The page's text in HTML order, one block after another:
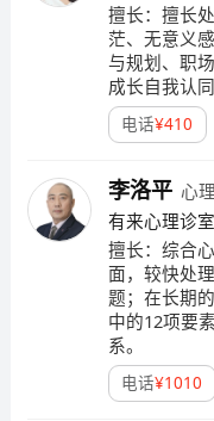
擅长：擅长
茫、无意义
与规划、职
成长自我认
电话¥410
李洛平 心
有来心理诊室
擅长：综合
面，较快处
题；在长期
中的12项要
系。
电话¥1010